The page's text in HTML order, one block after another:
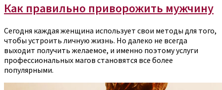
Как правильно приворожить мужчину
Сегодня каждая женщина использует свои методы для того,
чтобы устроить личную жизнь. Но далеко не всегда
выходит получить желаемое, и именно поэтому услуги
профессиональных магов становятся все более
популярными.